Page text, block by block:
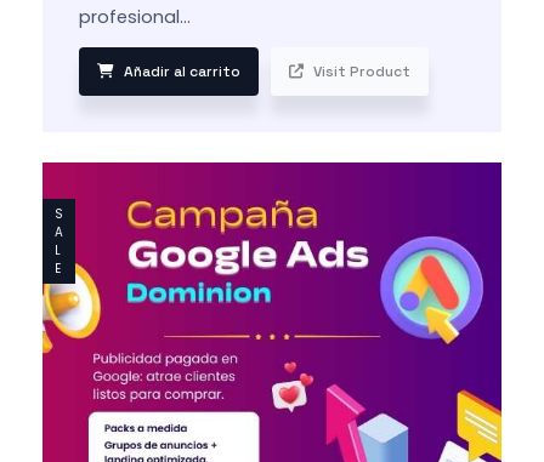
profesional…
Añadir al carrito Visit Product
S
A
L
E